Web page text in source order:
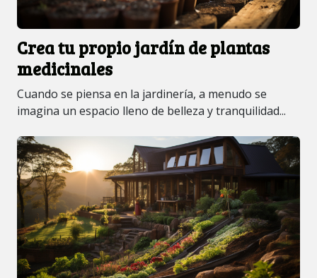
Crea tu propio jardín de plantas
medicinales
Cuando se piensa en la jardinería, a menudo se
imagina un espacio lleno de belleza y tranquilidad...